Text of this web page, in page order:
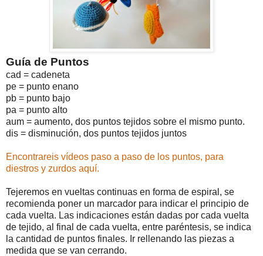
Guía de Puntos
cad = cadeneta
pe = punto enano
pb = punto bajo
pa = punto alto
aum = aumento, dos puntos tejidos sobre el mismo punto.
dis = disminución, dos puntos tejidos juntos
Encontrareis vídeos paso a paso de los puntos, para
diestros y zurdos aquí.
Tejeremos en vueltas continuas en forma de espiral, se
recomienda poner un marcador para indicar el principio de
cada vuelta. Las indicaciones están dadas por cada vuelta
de tejido, al final de cada vuelta, entre paréntesis, se indica
la cantidad de puntos finales. Ir rellenando las piezas a
medida que se van cerrando.